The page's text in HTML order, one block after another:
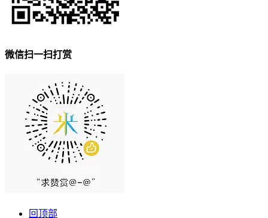
微信扫一扫打赏
回顶部